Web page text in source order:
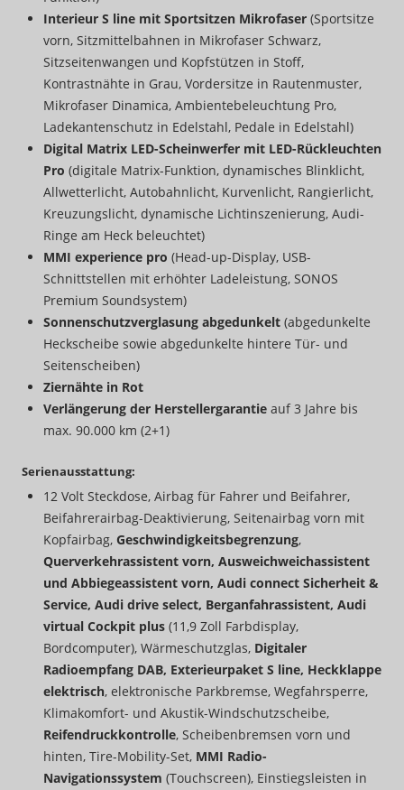
Interieur S line mit Sportsitzen Mikrofaser (Sportsitze
vorn, Sitzmittelbahnen in Mikrofaser Schwarz,
Sitzseitenwangen und Kopfstützen in Stoff,
Kontrastnähte in Grau, Vordersitze in Rautenmuster,
Mikrofaser Dinamica, Ambientebeleuchtung Pro,
Ladekantenschutz in Edelstahl, Pedale in Edelstahl)
Digital Matrix LED-Scheinwerfer mit LED-Rückleuchten
Pro (digitale Matrix-Funktion, dynamisches Blinklicht,
Allwetterlicht, Autobahnlicht, Kurvenlicht, Rangierlicht,
Kreuzungslicht, dynamische Lichtinszenierung, Audi-
Ringe am Heck beleuchtet)
MMI experience pro (Head-up-Display, USB-
Schnittstellen mit erhöhter Ladeleistung, SONOS
Premium Soundsystem)
Sonnenschutzverglasung abgedunkelt (abgedunkelte
Heckscheibe sowie abgedunkelte hintere Tür- und
Seitenscheiben)
Ziernähte in Rot
Verlängerung der Herstellergarantie auf 3 Jahre bis
max. 90.000 km (2+1)
Serienausstattung:
12 Volt Steckdose, Airbag für Fahrer und Beifahrer,
Beifahrerairbag-Deaktivierung, Seitenairbag vorn mit
Kopfairbag, Geschwindigkeitsbegrenzung,
Querverkehrassistent vorn, Ausweichweichassistent
und Abbiegeassistent vorn, Audi connect Sicherheit &
Service, Audi drive select, Berganfahrassistent, Audi
virtual Cockpit plus (11,9 Zoll Farbdisplay,
Bordcomputer), Wärmeschutzglas, Digitaler
Radioempfang DAB, Exterieurpaket S line, Heckklappe
elektrisch, elektronische Parkbremse, Wegfahrsperre,
Klimakomfort- und Akustik-Windschutzscheibe,
Reifendruckkontrolle, Scheibenbremsen vorn und
hinten, Tire-Mobility-Set, MMI Radio-
Navigationssystem (Touchscreen), Einstiegsleisten in